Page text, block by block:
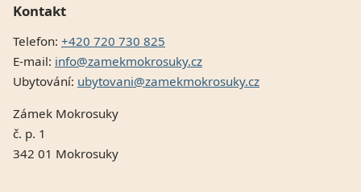
Kontakt
Telefon: +420 720 730 825
E-mail: info@zamekmokrosuky.cz
Ubytování: ubytovani@zamekmokrosuky.cz
Zámek Mokrosuky
č. p. 1
342 01 Mokrosuky